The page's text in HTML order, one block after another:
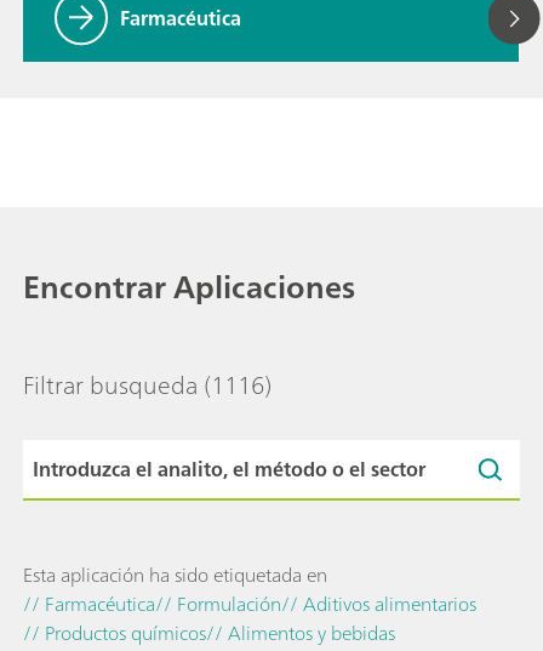
Farmacéutica
Encontrar Aplicaciones
Filtrar busqueda (1116)
Esta aplicación ha sido etiquetada en
// Farmacéutica// Formulación// Aditivos alimentarios
// Productos químicos// Alimentos y bebidas